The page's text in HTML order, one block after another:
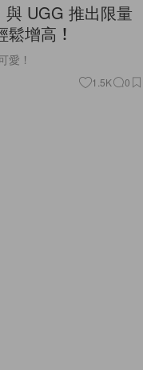
與 UGG 推出限量
增高！
愛！
1.5K 0